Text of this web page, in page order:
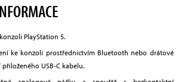
PlayStation 5.
ke konzoli prostřednictvím Bluetooth nebo drátové
USB-C kabelu.